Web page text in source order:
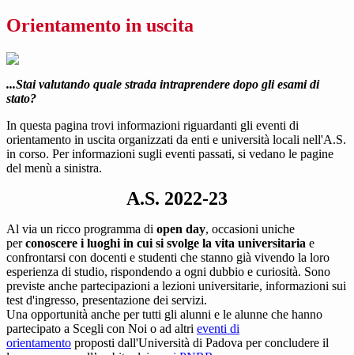
Orientamento in uscita
...Stai valutando quale strada intraprendere dopo gli esami di
stato?
In questa pagina trovi informazioni riguardanti gli eventi di
orientamento in uscita organizzati da enti e università locali nell'A.S.
in corso. Per informazioni sugli eventi passati, si vedano le pagine
del menù a sinistra.
A.S. 2022-23
Al via un ricco programma di open day, occasioni uniche
perconoscere i luoghi in cui si svolge la vita universitaria e
confrontarsi con docenti e studenti che stanno già vivendo la loro
esperienza di studio, rispondendo a ogni dubbio e curiosità. Sono
previste anche partecipazioni a lezioni universitarie, informazioni sui
test d'ingresso, presentazione dei servizi.
Una opportunità anche per tutti gli alunni e le alunne che hanno
partecipato a Scegli con Noi o ad altri eventi di
orientamento proposti dall'Università di Padova per concludere il